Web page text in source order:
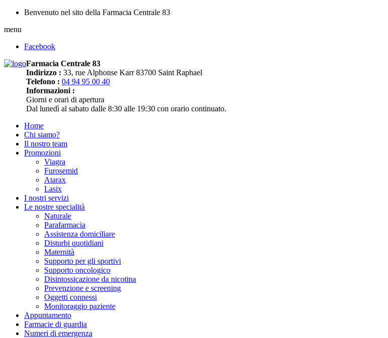
Benvenuto nel sito della Farmacia Centrale 83
menu
Facebook
Farmacia Centrale 83
Indirizzo : 33, rue Alphonse Karr 83700 Saint Raphael
Telefono : 04 94 95 00 40
Informazioni :
Giorni e orari di apertura
Dal lunedì al sabato dalle 8:30 alle 19:30 con orario continuato.
Home
Chi siamo?
Il nostro team
Promozioni
Viagra
Furosemid
Atarax
Lasix
I nostri servizi
Le nostre specialità
Naturale
Parafarmacia
Assistenza domiciliare
Disturbi quotidiani
Maternità
Supporto per gli sportivi
Supporto oncologico
Disintossicazione da nicotina
Prevenzione e screening
Oggetti connessi
Monitoraggio paziente
Appuntamento
Farmacie di guardia
Numeri di emergenza